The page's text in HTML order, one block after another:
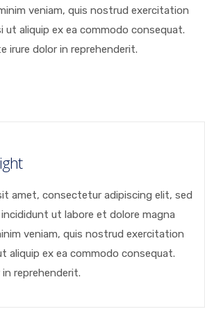
veniam, quis nostrud exercitation
ut aliquip ex ea commodo consequat.
irure dolor in reprehenderit.
amet, consectetur adipiscing elit, sed
ut labore et dolore magna
veniam, quis nostrud exercitation
aliquip ex ea commodo consequat.
reprehenderit.